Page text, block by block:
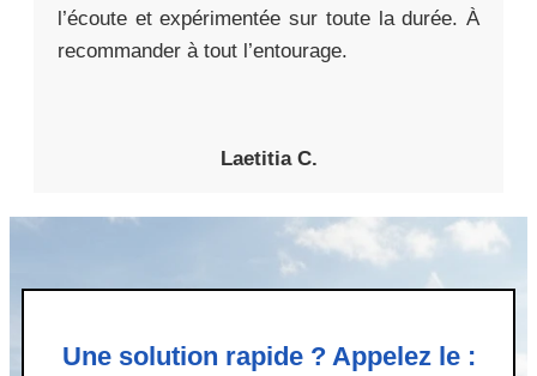
l’écoute et expérimentée sur toute la durée. À
recommander à tout l’entourage.
Laetitia C.
Une solution rapide ? Appelez le :